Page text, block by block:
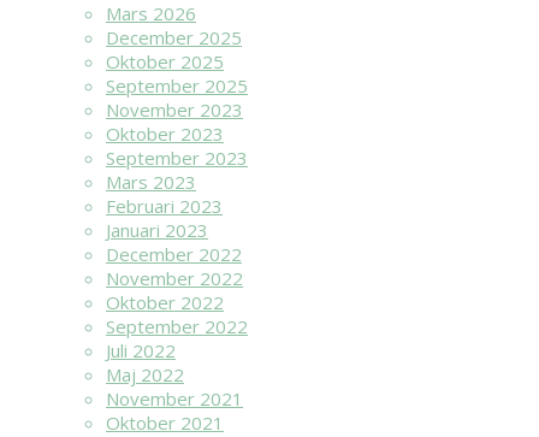
Mars 2026
December 2025
Oktober 2025
September 2025
November 2023
Oktober 2023
September 2023
Mars 2023
Februari 2023
Januari 2023
December 2022
November 2022
Oktober 2022
September 2022
Juli 2022
Maj 2022
November 2021
Oktober 2021